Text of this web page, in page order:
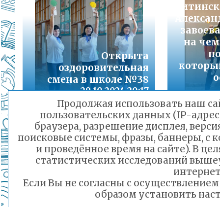
«Горячая линия» для сообщения
находящихся в социально опасной
Подробнее...
Телефон горячей линии по вопросам
проведения государственной итоговой
образовательным программам основного
образования и среднего общего
Подробнее...
Порядок предоставления льготного
малоимущих семей
Подробнее...
Горячая линия по вопросам школьного
Открыта
оздоровительная
смена в школе №38
29.10.2024 20:17
на
Для школьников из
Читы была
организована
медицинский
колледж
В
смены
Продолжая использовать наш
пользовательских данных (IP-
браузера, разрешение дисплея,
поисковые системы, фразы, баннеры, с
и проведённое время на сайте). В
статистических исследований
Если Вы не согласны с
образом установить